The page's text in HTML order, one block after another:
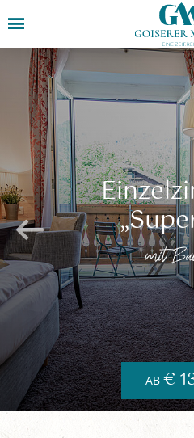
Hotel
Zimmer & Angebote
Zimmer
Preise
Gutscheine
Angebote
Inklusivleistungen
Restaurant
Sport & Kultur
Seminare
Service & Info
Speisekammer-Shop
mit
AB €